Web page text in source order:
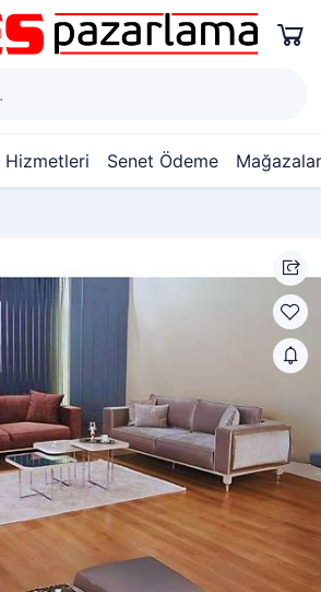
Hizmetleri Senet Ödeme